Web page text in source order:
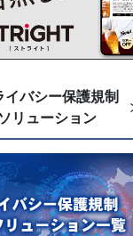
バシー保護規制
リューション